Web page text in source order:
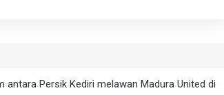
Persik Kediri melawan Madura United di